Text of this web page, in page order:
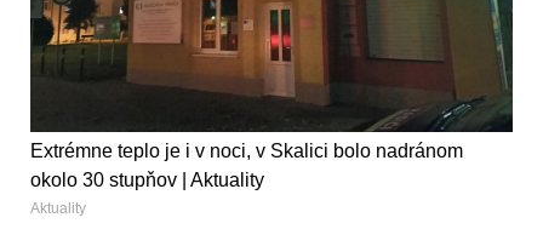
Extrémne teplo je i v noci, v Skalici bolo nadránom
okolo 30 stupňov | Aktuality
Aktuality